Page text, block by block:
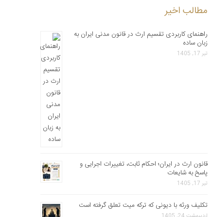
مطالب اخیر
راهنمای کاربردی تقسیم ارث در قانون مدنی ایران به
زبان ساده
تیر 17, 1405
قانون ارث در ایران؛ احکام ثابت، تغییرات اجرایی و
پاسخ به شایعات
تیر 17, 1405
تکلیف ورثه با دیونی که ترکه میت تعلق گرفته است